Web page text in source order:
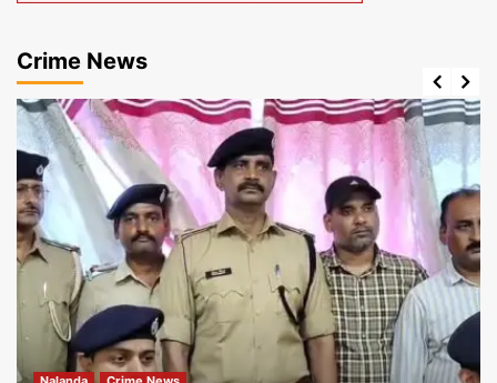
Crime News